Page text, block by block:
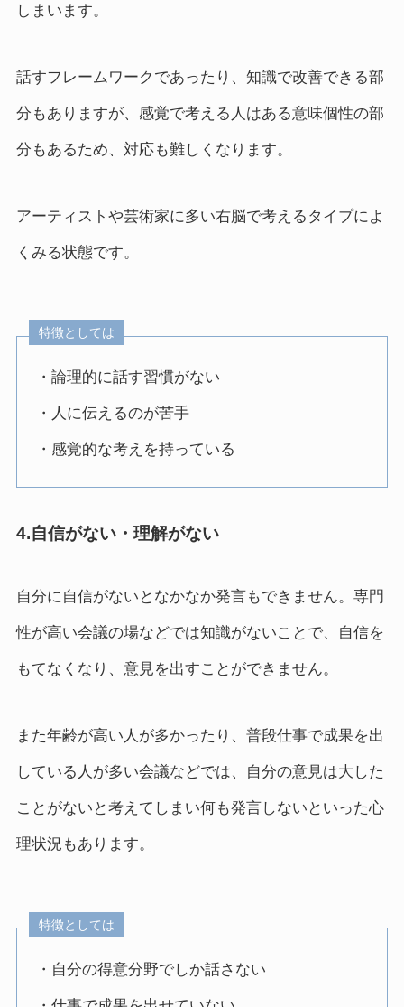
しまいます。
話すフレームワークであったり、知識で改善できる部
分もありますが、感覚で考える人はある意味個性の部
分もあるため、対応も難しくなります。
アーティストや芸術家に多い右脳で考えるタイプによ
くみる状態です。
特徴としては
・論理的に話す習慣がない
・人に伝えるのが苦手
・感覚的な考えを持っている
4.自信がない・理解がない
自分に自信がないとなかなか発言もできません。専門
性が高い会議の場などでは知識がないことで、自信を
もてなくなり、意見を出すことができません。
また年齢が高い人が多かったり、普段仕事で成果を出
している人が多い会議などでは、自分の意見は大した
ことがないと考えてしまい何も発言しないといった心
理状況もあります。
特徴としては
・自分の得意分野でしか話さない